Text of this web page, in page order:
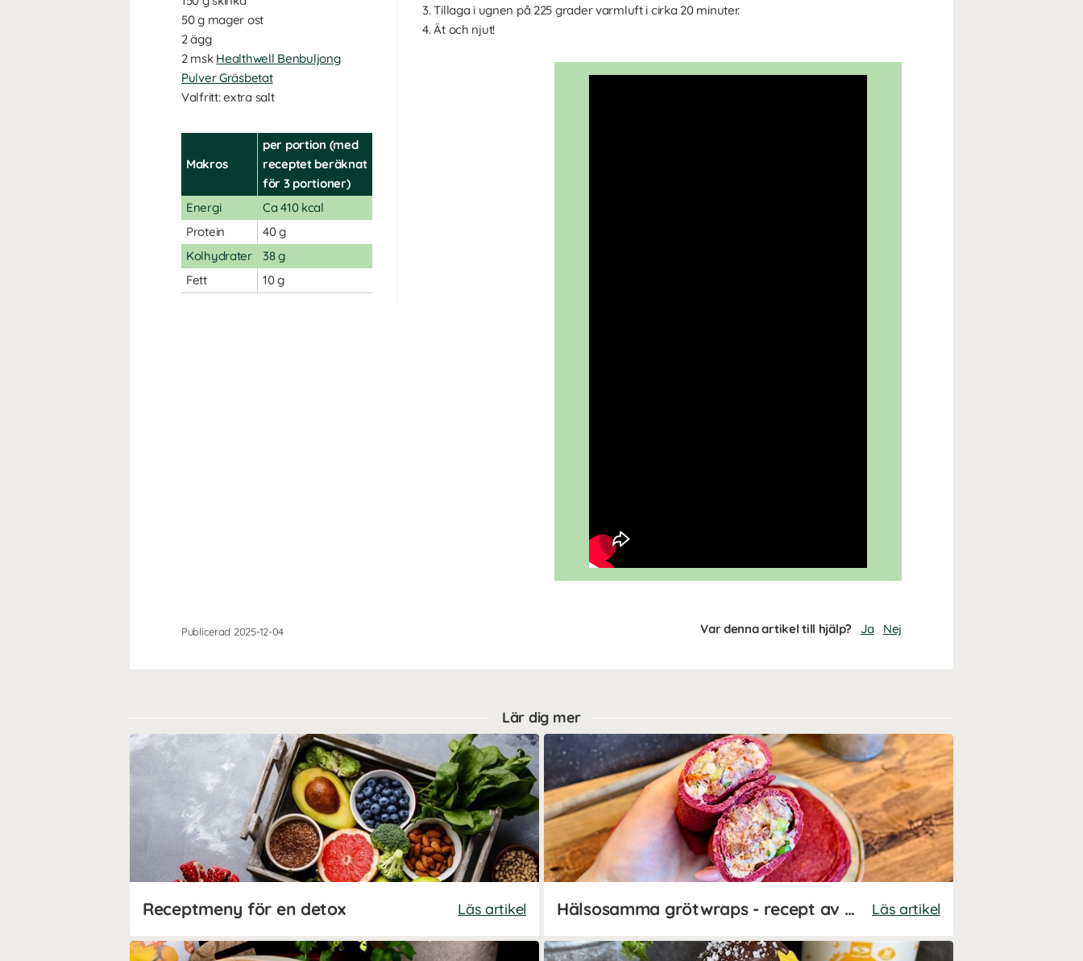
50 g mager ost
2 ägg
2 msk Healthwell Benbuljong
Pulver Gräsbetat
Valfritt: extra salt
Makros
per portion (med
receptet beräknat
för 3 portioner)
Energi
Ca 410 kcal
Protein
40 g
Kolhydrater
38 g
Fett
10 g
3. Tillaga i ugnen på 225 grader varmluft i cirka 20 minuter.
4. Ät och njut!
Publicerad 2025-12-04 Var denna artikel till hjälp? Ja Nej
Lär dig mer
Receptmeny för en detox Läs artikel Hälsosamma grötwraps - recept av Kalorismart Läs artikel